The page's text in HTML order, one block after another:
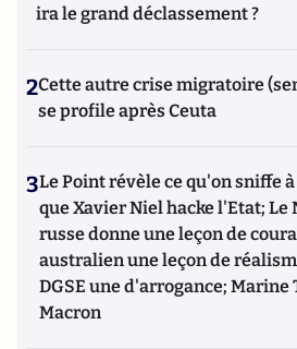
ira le grand déclassement ?
2Cette autre crise migratoire
se profile après Ceuta
3Le Point révèle ce qu'on sniffe
que Xavier Niel hacke l'Etat; Le
russe donne une leçon de
australien une leçon de
DGSE une d'arrogance;
Macron